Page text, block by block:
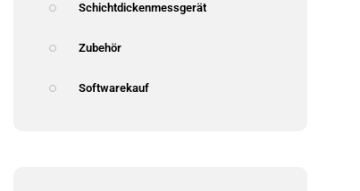
Schichtdickenmessgerät
Zubehör
Softwarekauf